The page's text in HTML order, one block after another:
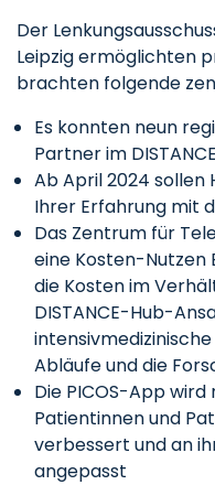
Der
Leipzig ermöglichten
brachten folgende
Es konnten neun
Partner im
Ab April 2024 sollen
Ihrer Erfahrung mit
Das Zentrum für
eine Kosten-Nutzen
die Kosten im
DISTANCE-Hub-
Abläufe und die
Die PICOS-App
Patientinnen und
verbessert und an
angepasst